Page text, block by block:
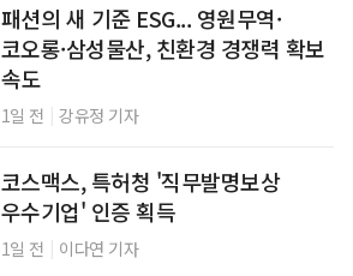
패션의 새 기준 ESG... 영원무역·
코오롱·삼성물산, 친환경 경쟁력 확보
속도
1일 전 강유정 기자
코스맥스, 특허청 '직무발명보상
우수기업' 인증 획득
1일 전 이다연 기자